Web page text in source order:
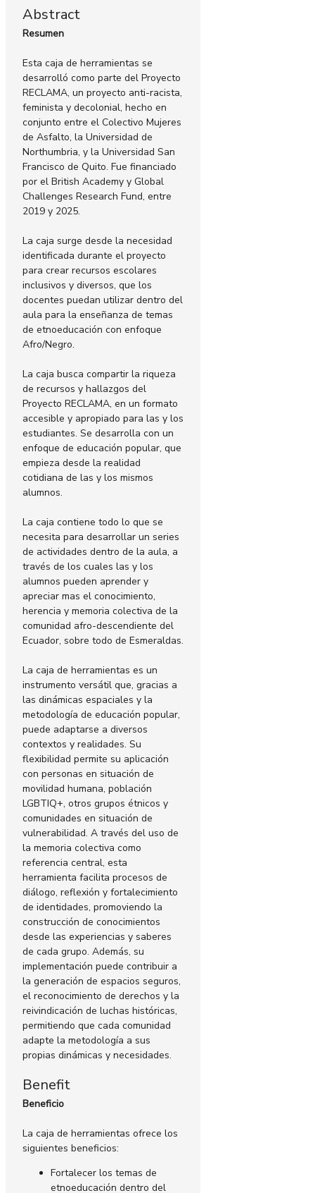
Abstract
Resumen
Esta caja de herramientas se
desarrolló como parte del Proyecto
RECLAMA, un proyecto anti-racista,
feminista y decolonial, hecho en
conjunto entre el Colectivo Mujeres
de Asfalto, la Universidad de
Northumbria, y la Universidad San
Francisco de Quito. Fue financiado
por el British Academy y Global
Challenges Research Fund, entre
2019 y 2025.
La caja surge desde la necesidad
identificada durante el proyecto
para crear recursos escolares
inclusivos y diversos, que los
docentes puedan utilizar dentro del
aula para la enseñanza de temas
de etnoeducación con enfoque
Afro/Negro.
La caja busca compartir la riqueza
de recursos y hallazgos del
Proyecto RECLAMA, en un formato
accesible y apropiado para las y los
estudiantes. Se desarrolla con un
enfoque de educación popular, que
empieza desde la realidad
cotidiana de las y los mismos
alumnos.
La caja contiene todo lo que se
necesita para desarrollar un series
de actividades dentro de la aula, a
través de los cuales las y los
alumnos pueden aprender y
apreciar mas el conocimiento,
herencia y memoria colectiva de la
comunidad afro-descendiente del
Ecuador, sobre todo de Esmeraldas.
La caja de herramientas es un
instrumento versátil que, gracias a
las dinámicas espaciales y la
metodología de educación popular,
puede adaptarse a diversos
contextos y realidades. Su
flexibilidad permite su aplicación
con personas en situación de
movilidad humana, población
LGBTIQ+, otros grupos étnicos y
comunidades en situación de
vulnerabilidad. A través del uso de
la memoria colectiva como
referencia central, esta
herramienta facilita procesos de
diálogo, reflexión y fortalecimiento
de identidades, promoviendo la
construcción de conocimientos
desde las experiencias y saberes
de cada grupo. Además, su
implementación puede contribuir a
la generación de espacios seguros,
el reconocimiento de derechos y la
reivindicación de luchas históricas,
permitiendo que cada comunidad
adapte la metodología a sus
propias dinámicas y necesidades.
Benefit
Beneficio
La caja de herramientas ofrece los
siguientes beneficios:
Fortalecer los temas de
etnoeducación dentro del